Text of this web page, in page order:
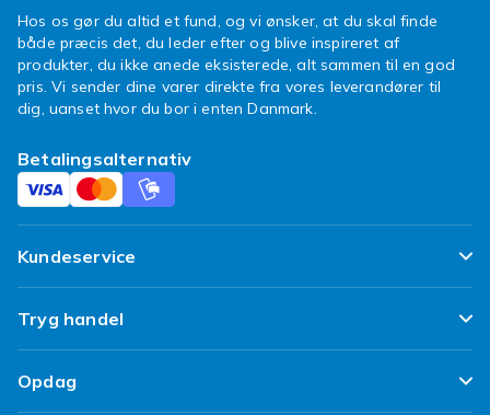
Hos os gør du altid et fund, og vi ønsker, at du skal finde
både præcis det, du leder efter og blive inspireret af
produkter, du ikke anede eksisterede, alt sammen til en god
pris. Vi sender dine varer direkte fra vores leverandører til
dig, uanset hvor du bor i enten Danmark.
Betalingsalternativ
Kundeservice
Ofte stillede spørgsmål
Spor min pakke
Levering
Tryg handel
Tilfredshedsgaranti
Opdag